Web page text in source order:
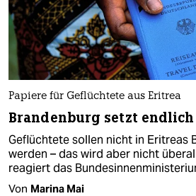
Papiere für Geflüchtete aus Eritrea
Brandenburg setzt
Geflüchtete sollen nicht in Eritreas
werden – das wird aber nicht
reagiert das
Von Marina Mai